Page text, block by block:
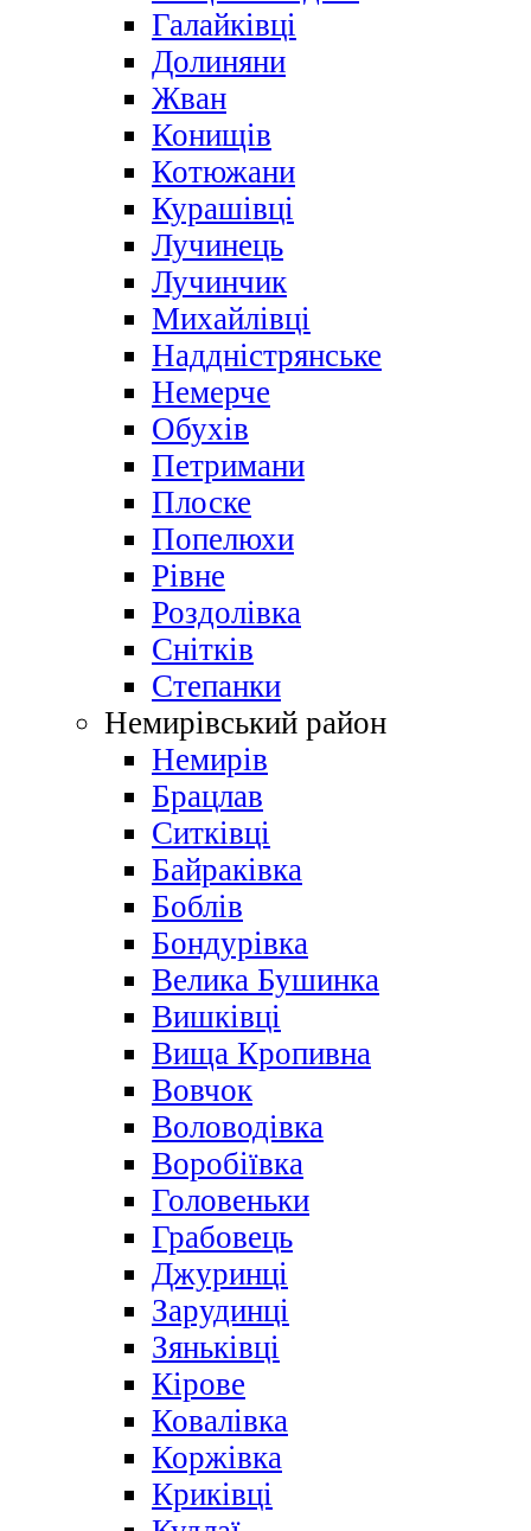
Галайківці
Долиняни
Жван
Конищів
Котюжани
Курашівці
Лучинець
Лучинчик
Михайлівці
Наддністрянське
Немерче
Обухів
Петримани
Плоске
Попелюхи
Рівне
Роздолівка
Снітків
Степанки
Немирівський район
Немирів
Брацлав
Ситківці
Байраківка
Боблів
Бондурівка
Велика Бушинка
Вишківці
Вища Кропивна
Вовчок
Воловодівка
Воробіївка
Головеньки
Грабовець
Джуринці
Зарудинці
Зяньківці
Кірове
Ковалівка
Коржівка
Криківці